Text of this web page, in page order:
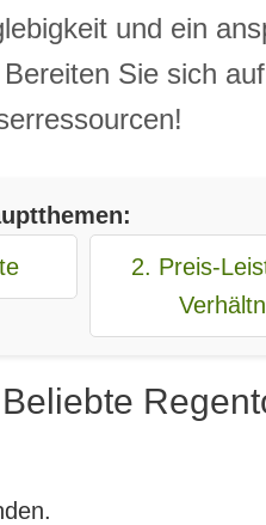
und ein
Sie sich
2. Preis-